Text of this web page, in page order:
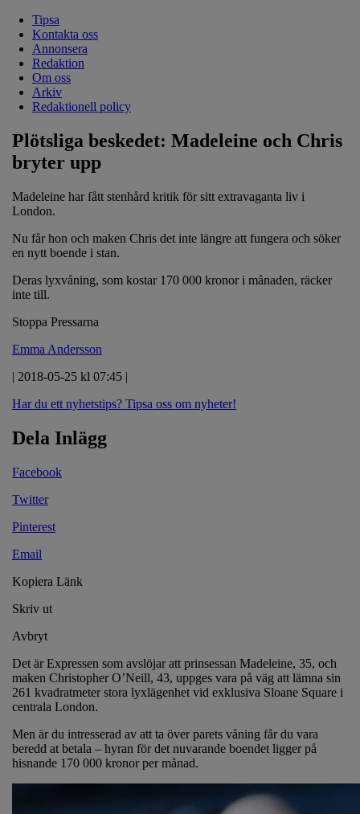
Tipsa
Kontakta oss
Annonsera
Redaktion
Om oss
Arkiv
Redaktionell policy
Plötsliga beskedet: Madeleine och Chris
bryter upp
Madeleine har fått stenhård kritik för sitt extravaganta liv i
London.
Nu får hon och maken Chris det inte längre att fungera och söker
en nytt boende i stan.
Deras lyxvåning, som kostar 170 000 kronor i månaden, räcker
inte till.
Stoppa Pressarna
Emma Andersson
| 2018-05-25 kl 07:45 |
Har du ett nyhetstips? Tipsa oss om nyheter!
Dela Inlägg
Facebook
Twitter
Pinterest
Email
Kopiera Länk
Skriv ut
Avbryt
Det är Expressen som avslöjar att prinsessan Madeleine, 35, och
maken Christopher O’Neill, 43, uppges vara på väg att lämna sin
261 kvadratmeter stora lyxlägenhet vid exklusiva Sloane Square i
centrala London.
Men är du intresserad av att ta över parets våning får du vara
beredd at betala – hyran för det nuvarande boendet ligger på
hisnande 170 000 kronor per månad.